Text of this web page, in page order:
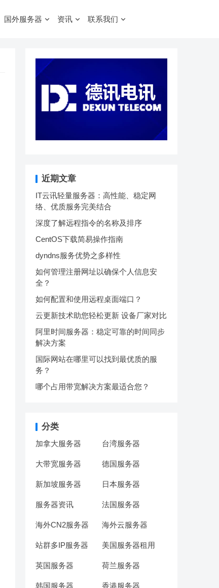
国外服务器 资讯 联系我们
近期文章
IT云讯轻量服务器：高性能、稳定网
络、优质服务完美结合
深度了解远程指令的名称及排序
CentOS下载简易操作指南
dyndns服务优势之多样性
如何管理注册网址以确保个人信息安
全？
如何配置和使用远程桌面端口？
云更新技术助您轻松更新 设备厂家对比
阿里时间服务器：稳定可靠的时间同步
解决方案
国际网站在哪里可以找到最优质的服
务？
哪个占用带宽解决方案最适合您？
分类
加拿大服务器 台湾服务器
大带宽服务器 德国服务器
新加坡服务器 日本服务器
服务器资讯 法国服务器
海外CN2服务器 海外云服务器
站群多IP服务器 美国服务器租用
英国服务器 荷兰服务器
韩国服务器 香港服务器